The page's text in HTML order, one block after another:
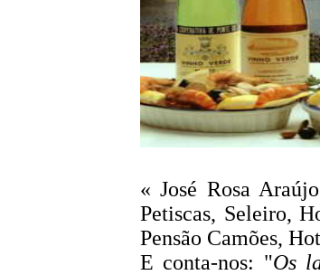
« José Rosa
Petiscas, Seleiro,
Pensão Camões,
E conta-nos: "Os